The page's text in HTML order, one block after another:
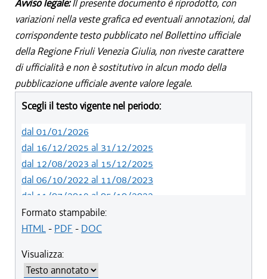
Avviso legale:Il presente documento è riprodotto, con
variazioni nella veste grafica ed eventuali annotazioni, dal
corrispondente testo pubblicato nel Bollettino ufficiale
della Regione Friuli Venezia Giulia, non riveste carattere
di ufficialità e non è sostitutivo in alcun modo della
pubblicazione ufficiale avente valore legale.
Scegli il testo vigente nel periodo:
dal 01/01/2026
dal 16/12/2025 al 31/12/2025
dal 12/08/2023 al 15/12/2025
dal 06/10/2022 al 11/08/2023
dal 11/07/2019 al 05/10/2022
dal 01/05/2019 al 10/07/2019
dal 12/04/2018 al 30/04/2019
dal 01/01/2018 al 28/03/2018
dal 09/11/2017 al 31/12/2017
Formato stampabile:
HTML- PDF - DOC
Visualizza: